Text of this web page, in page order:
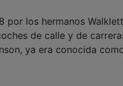
por los hermanos
de calle y de
ya era conocida